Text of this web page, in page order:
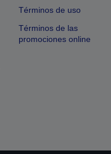
Términos de uso
Términos de las
promociones online